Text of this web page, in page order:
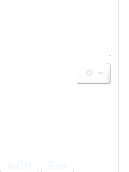
ต่อไป End